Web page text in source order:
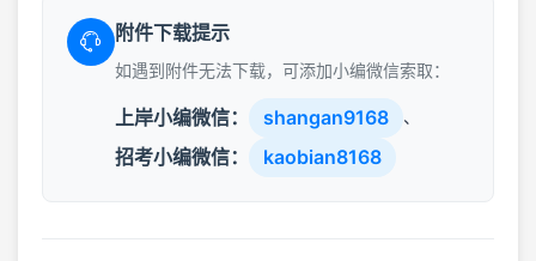
附件下载提示
如遇到附件无法下载，可添加小编微信索取：
上岸小编微信： shangan9168 、
招考小编微信： kaobian8168